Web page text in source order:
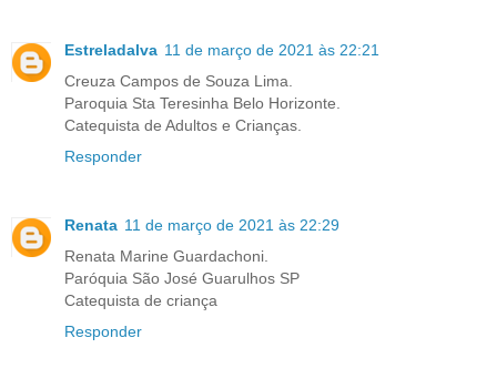
Estreladalva 11 de março de 2021 às 22:21
Creuza Campos de Souza Lima.
Paroquia Sta Teresinha Belo Horizonte.
Catequista de Adultos e Crianças.
Responder
Renata 11 de março de 2021 às 22:29
Renata Marine Guardachoni.
Paróquia São José Guarulhos SP
Catequista de criança
Responder